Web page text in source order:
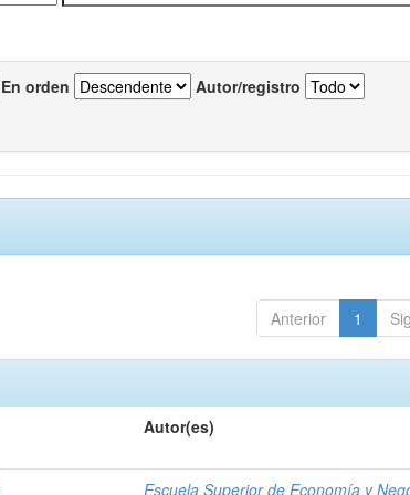
En orden Autor/registro
Anterior 1
Autor(es)
Escuela Superior de Economía y